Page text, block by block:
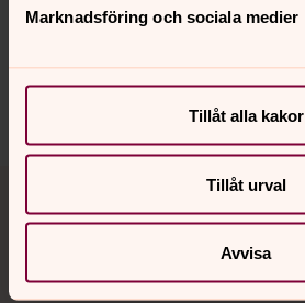
Marknadsföring och sociala medier
Tillåt alla kakor
Tillåt urval
Avvisa
Kontakt